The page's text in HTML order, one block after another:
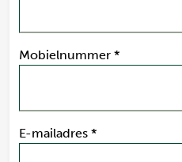
Mobielnummer *
E-mailadres *